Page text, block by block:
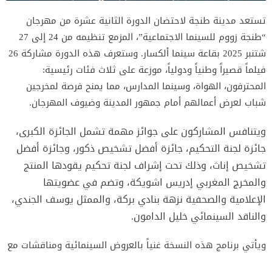
تستعد مدينة طنجة لاحتضان الدورة الثانية عشرة من مهرجان
“طنجة زووم للسينما الاجتماعية”، المزمع تنظيمه من 24 إلى 27
شتنبر 2025 بقاعة سينما ألكسار. وستعرف هذه الدورة مشاركة 26
فيلماً قصيراً وطنياً ودولياً، موزعة على ثلاث فئات رئيسية:
المحترفون، الهواة، وسينما المدارس، مما يمنح فرصة لمخرجين
شباب لعرض أعمالهم أمام جمهور المدينة وضيوف المهرجان.
ويتنافس المشاركون على جوائز مهمة تشمل الجائزة الكبرى،
جائزة لجنة التحكيم، جائزة أفضل تشخيص ذكور، وجائزة أفضل
تشخيص إناث، وذلك تحت إشراف لجنة تحكيم يقودها المنتج
والمخرج المغربي إدريس اشويكة، وتضم في عضويتها
الإعلامية والصحفية نزهة بنادي بركة، والممثل يوسف الجندي،
والناقد السينمائي خليل الدامون.
ويأتي برنامج هذه النسخة غنياً بالعروض السينمائية ومناقشات مع